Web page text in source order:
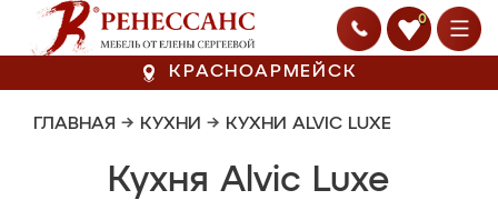
0
КРАСНОАРМЕЙСК
ГЛАВНАЯ → КУХНИ → КУХНИ ALVIC LUXE
Кухня Alvic Luxe